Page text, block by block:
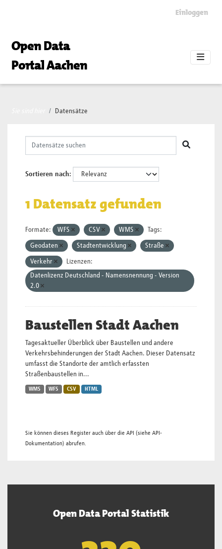
Einloggen
Open Data
Portal Aachen
Datensätze
Sortieren nach
1 Datensatz gefunden
Formate: WFS CSV WMS Tags:
Geodaten Stadtentwicklung Straße
Verkehr
Lizenzen:
Datenlizenz Deutschland - Namensnennung - Version
2.0
Baustellen Stadt Aachen
Tagesaktueller Überblick über Baustellen und andere
Verkehrsbehinderungen der Stadt Aachen. Dieser Datensatz
umfasst die Standorte der amtlich erfassten
Straßenbaustellen in...
WMS WFS CSV HTML
Sie können dieses Register auch über die API (siehe API-
Dokumentation) abrufen.
Open Data Portal Statistik